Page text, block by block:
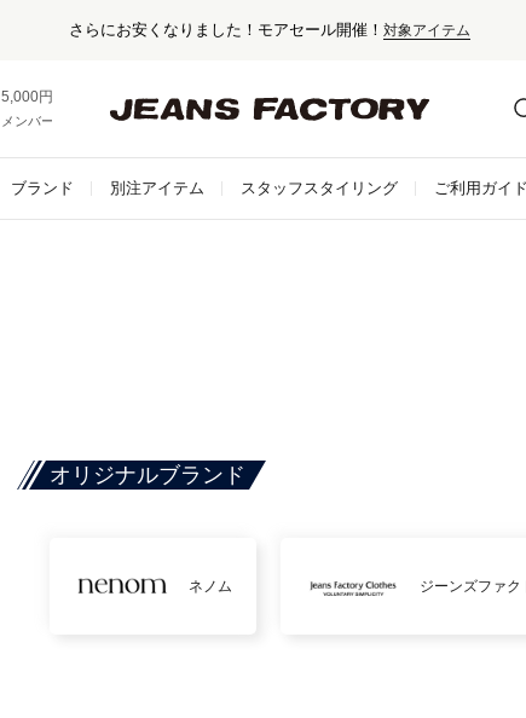
対象アイテム
5,000円以上お買い上げで送料無料！
メンバー登録でお得な情報をゲット。さらに詳しく
ブランド 別注アイテム スタッフスタイリング ご利用ガイド
オリジナルブランド
ネノム ジーンズファ